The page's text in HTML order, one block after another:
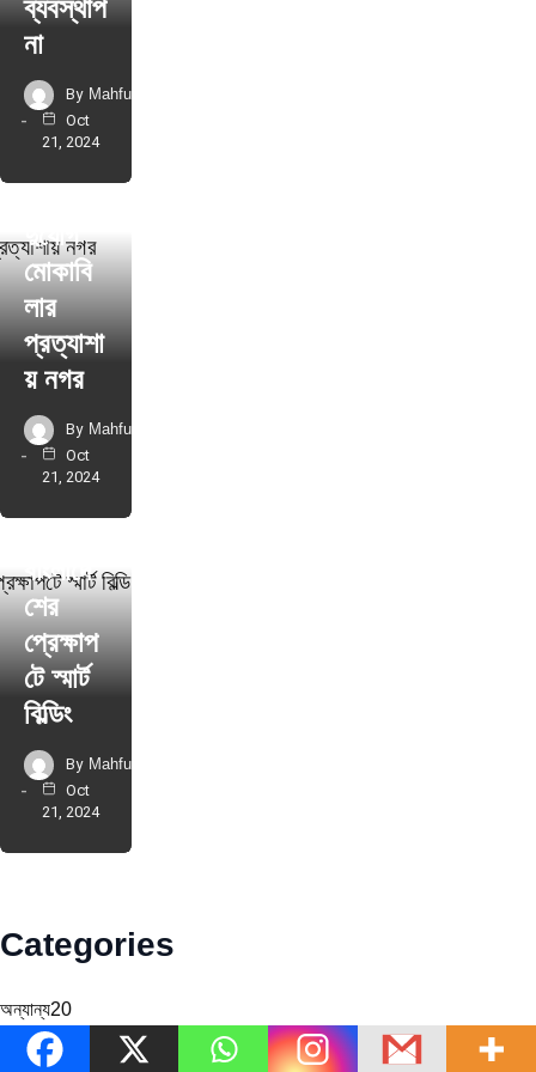
ব্যবস্থাপ
না
By Mahfuz
Oct
21, 2024
দুর্যোগ
মোকাবি
লার
প্রত্যাশা
য় নগর
By Mahfuz
Oct
21, 2024
বাংলাদে
শের
প্রেক্ষাপ
টে স্মার্ট
বিল্ডিং
By Mahfuz
Oct
21, 2024
Categories
অন্যান্য20
অফিস ইন্টেরিয়র